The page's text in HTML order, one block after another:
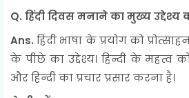
Q. हिंदी दिवस मनाने का मुख्य उद्देश्य
Ans.हिंदी भाषा के प्रयोग को
के पीछे का उद्देश्य। हिन्दी के महत्व
और हिन्दी का प्रचार प्रसार करना है।